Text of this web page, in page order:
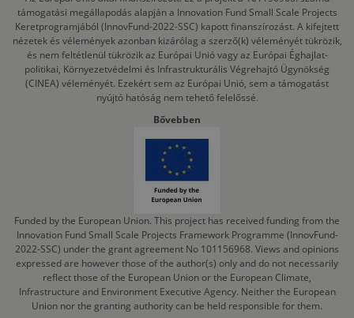
támogatási megállapodás alapján a Innovation Fund Small Scale Projects
Keretprogramjából (InnovFund-2022-SSC) kapott finanszírozást. A kifejtett
nézetek és vélemények azonban kizárólag a szerző(k) véleményét tükrözik,
és nem feltétlenül tükrözik az Európai Unió vagy az Európai Éghajlat-
politikai, Környezetvédelmi és Infrastrukturális Végrehajtó Ügynökség
(CINEA) véleményét. Ezekért sem az Európai Unió, sem a támogatást
nyújtó hatóság nem tehető felelőssé.
Bővebben
Funded by the European Union. This project has received funding from the
Innovation Fund Small Scale Projects Framework Programme (InnovFund-
2022-SSC) under the grant agreement No 101156968. Views and opinions
expressed are however those of the author(s) only and do not necessarily
reflect those of the European Union or the European Climate,
Infrastructure and Environment Executive Agency. Neither the European
Union nor the granting authority can be held responsible for them.